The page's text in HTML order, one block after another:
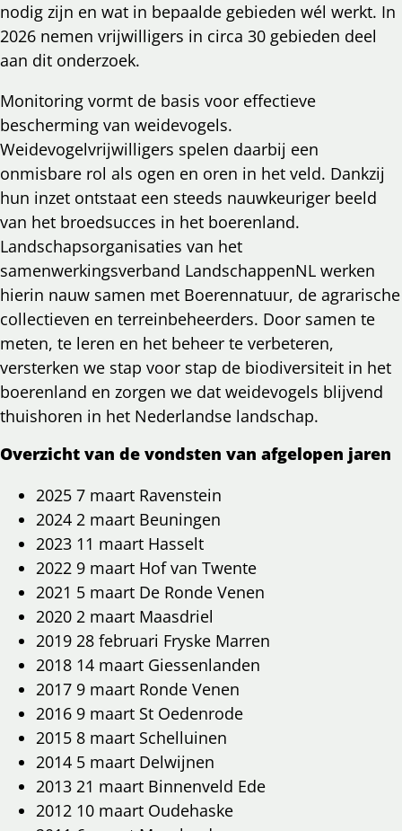
nodig zijn en wat in bepaalde gebieden wél werkt. In
2026 nemen vrijwilligers in circa 30 gebieden deel
aan dit onderzoek.
Monitoring vormt de basis voor effectieve
bescherming van weidevogels.
Weidevogelvrijwilligers spelen daarbij een
onmisbare rol als ogen en oren in het veld. Dankzij
hun inzet ontstaat een steeds nauwkeuriger beeld
van het broedsucces in het boerenland.
Landschapsorganisaties van het
samenwerkingsverband LandschappenNL werken
hierin nauw samen met Boerennatuur, de agrarische
collectieven en terreinbeheerders. Door samen te
meten, te leren en het beheer te verbeteren,
versterken we stap voor stap de biodiversiteit in het
boerenland en zorgen we dat weidevogels blijvend
thuishoren in het Nederlandse landschap.
Overzicht van de vondsten van afgelopen jaren
2025 7 maart Ravenstein
2024 2 maart Beuningen
2023 11 maart Hasselt
2022 9 maart Hof van Twente
2021 5 maart De Ronde Venen
2020 2 maart Maasdriel
2019 28 februari Fryske Marren
2018 14 maart Giessenlanden
2017 9 maart Ronde Venen
2016 9 maart St Oedenrode
2015 8 maart Schelluinen
2014 5 maart Delwijnen
2013 21 maart Binnenveld Ede
2012 10 maart Oudehaske